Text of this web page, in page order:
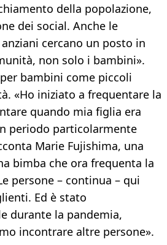
della popolazione,
dei social. Anche le
cercano un posto in
non solo i bambini».
bambini come piccoli
«Ho iniziato a frequentare la
quando mia figlia era
periodo particolarmente
Marie Fujishima, una
bimba che ora frequenta la
persone – continua – qui
Ed è stato
durante la pandemia,
incontrare altre persone».